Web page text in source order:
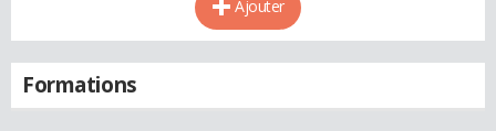
Ajouter
Formations